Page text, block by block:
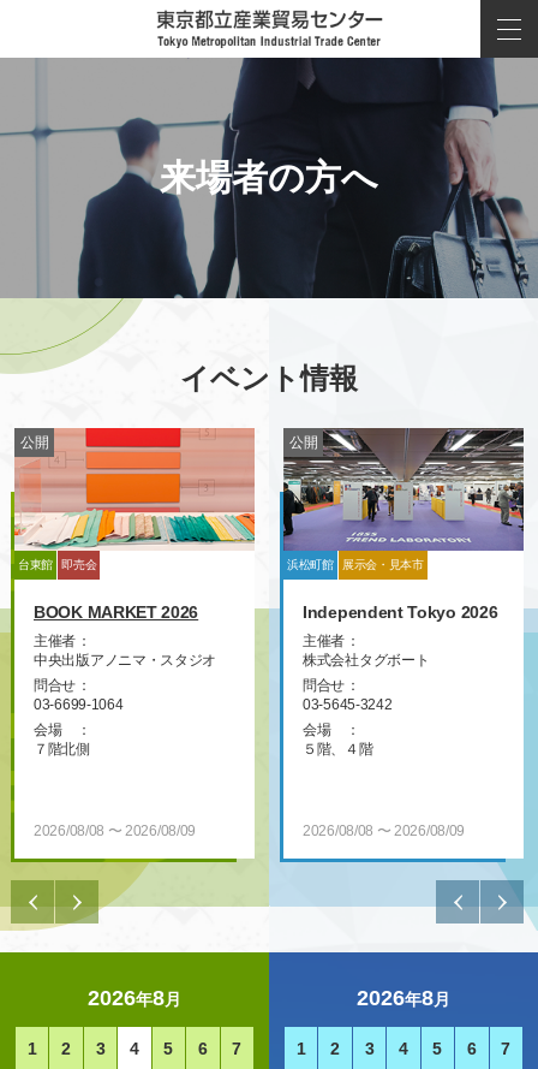
来場者の方へ
イベント情報
公開
台東館 即売会
BOOK MARKET 2026
主催者 ：
中央出版アノニマ・スタジオ
問合せ ：
03-6699-1064
会場
：
７階北側
2026/08/08 〜 2026/08/09
台東館 イベント
Coco marche
主催者：
株式会社Ｅｉｇｈｔ ａｒｃｓ
問合せ：
090-4066-0400
会場
：
2026/08/08
公開
2026年8月
1 2 3 4 5 6 7
公開
浜松町館
飾るまでが模活です！！
vol.5
主催者 ：
かざも実行委員会
問合せ：
会場
２階南側
2026/08/16
公開
浜松町館 展示会・見本市
Independent Tokyo 2026
主催者 ：
株式会社タグボート
問合せ ：
03-5645-3242
会場
：
５階、４階
2026/08/08 〜 2026/08/09
2026年8月
1 2 3 4 5 6 7